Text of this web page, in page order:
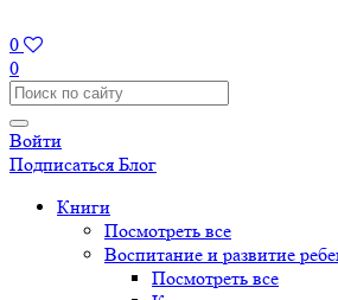
0
0
Войти
Подписаться Блог
Книги
Посмотреть все
Воспитание и развитие
Посмотреть все